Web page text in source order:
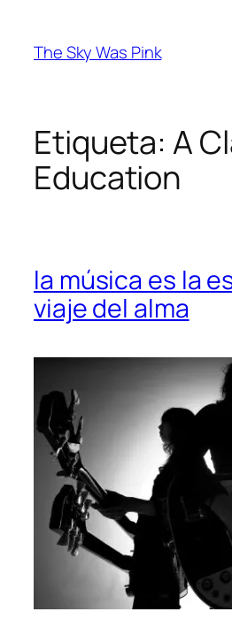
contenido
The Sky Was Pink
Etiqueta: A
Education
la música es la
viaje del alma